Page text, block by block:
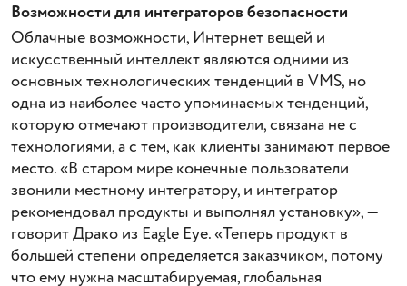
Возможности для интеграторов безопасности
Облачные возможности, Интернет вещей и
искусственный интеллект являются одними из
основных технологических тенденций в VMS, но
одна из наиболее часто упоминаемых тенденций,
которую отмечают производители, связана не с
технологиями, а с тем, как клиенты занимают первое
место. «В старом мире конечные пользователи
звонили местному интегратору, и интегратор
рекомендовал продукты и выполнял установку», —
говорит Драко из Eagle Eye. «Теперь продукт в
большей степени определяется заказчиком, потому
что ему нужна масштабируемая, глобальная